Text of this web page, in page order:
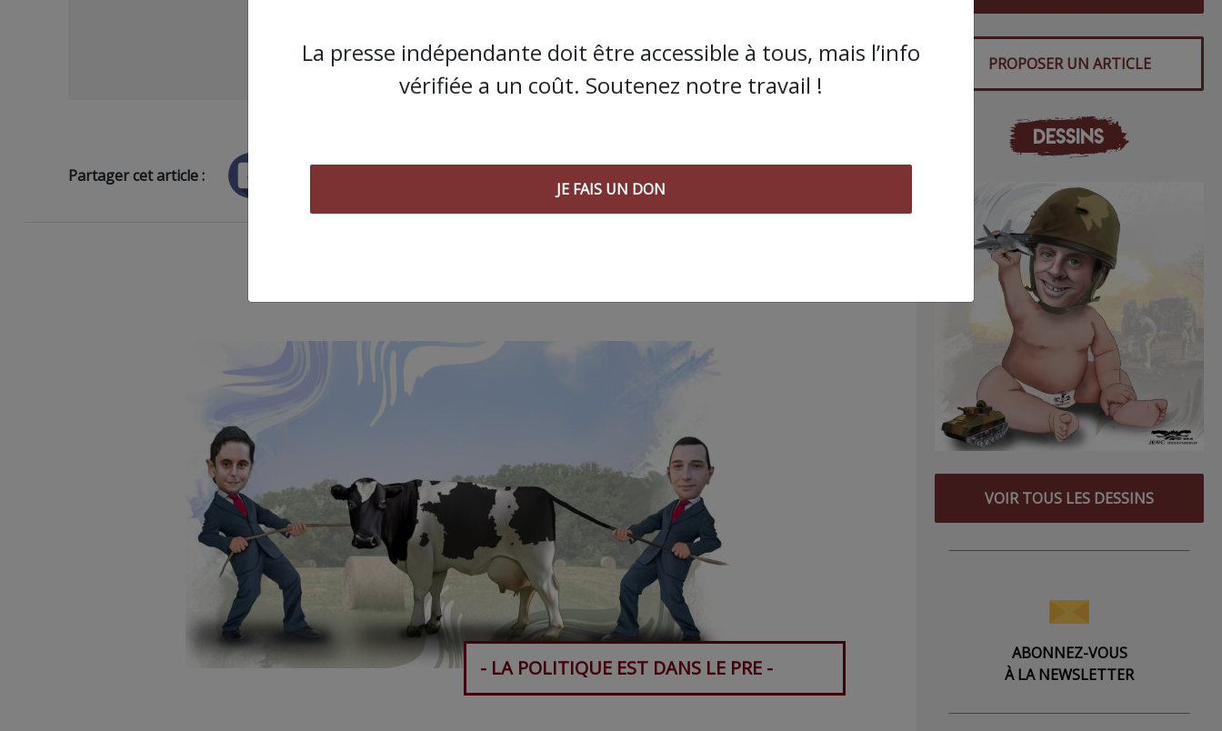
Partager cet article :
- LA POLITIQUE EST DANS LE PRE -
PROPOSER UN ARTICLE
DESSINS
VOIR TOUS LES DESSINS
ABONNEZ-VOUS
À LA NEWSLETTER
La presse indépendante doit être accessible à tous, mais l’info
vérifiée a un coût. Soutenez notre travail !
JE FAIS UN DON